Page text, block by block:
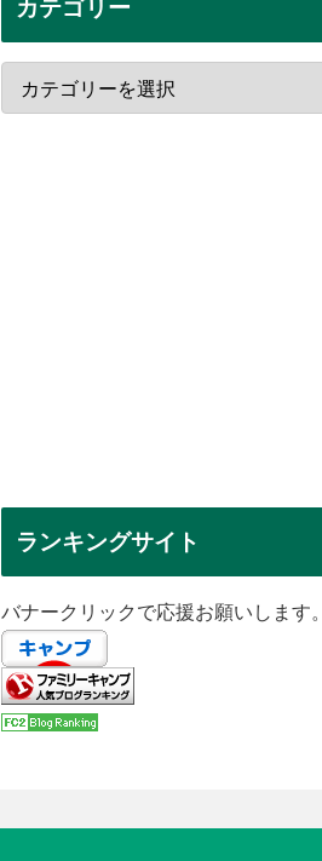
カテゴリー
ランキングサイト
バナークリックで応援お願いします。